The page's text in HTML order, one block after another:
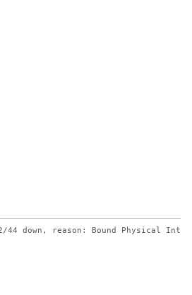
44 down, reason: Bound Physical